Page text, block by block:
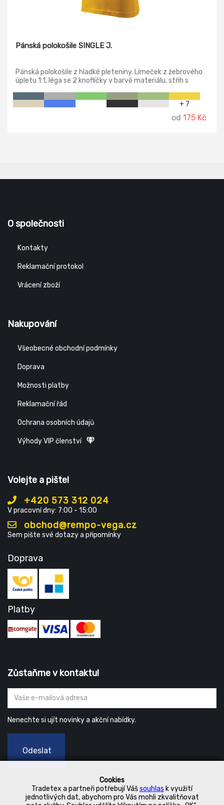
Cookies
Tradetex a partneři potřebují Vášsouhlas k využití
jednotlivých dat, abychom pro Vás mohli zkvalitňovat
Pánská polokošile SINGLE J.
Pánská polokošile z hladké pleteniny. Límeček z žebrového
úpletu 1:1, léga se 2 knoflíčky v barvě materiálu, střih s
+ 7
od 175 Kč
O společnosti
Kontakty
Reklamační protokol
Vrácení zboží
Nakupování
Všeobecné obchodní podmínky
Doprava
Možnosti platby
Reklamační řád
Ochrana osobních údajů
Výhody VIP členství
Volejte a pište!
+420 573 312 024
V pracovní dny: 7:00 - 15:00
obchod@rempo-vega.cz
Sem pište své dotazy a připomínky
Doprava
Platby
Zůstaňme v kontaktu!
Nenechte si ujít novinky a akční nabídky.
Odeslat